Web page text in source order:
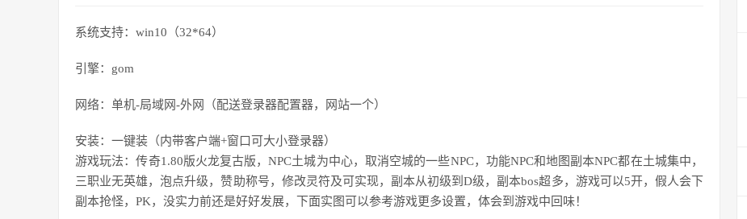
系统支持：win10（32*64）
引擎：gom
网络：单机-局域网-外网（配送登录器配置器，网站一个）
安装：一键装（内带客户端+窗口可大小登录器）
游戏玩法：传奇1.80版火龙复古版，NPC土城为中心，取消空城的一些NPC，功能NPC和地图副本NPC都在土城集中，
三职业无英雄，泡点升级，赞助称号，修改灵符及可实现，副本从初级到D级，副本bos超多，游戏可以5开，假人会下
副本抢怪，PK，没实力前还是好好发展，下面实图可以参考游戏更多设置，体会到游戏中回味！